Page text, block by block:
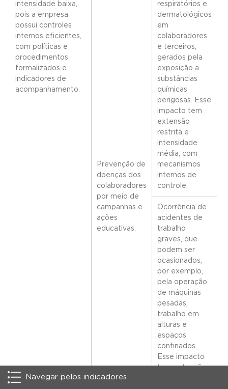
Navegar pelos indicadores
intensidade baixa,
pois a empresa
possui controles
internos eficientes,
com políticas e
procedimentos
formalizados e
indicadores de
acompanhamento.
Prevenção de
doenças dos
colaboradores
por meio de
campanhas e
ações
educativas.
respiratórios e
dermatológicos
em
colaboradores
e terceiros,
gerados pela
exposição a
substâncias
químicas
perigosas. Esse
impacto tem
extensão
restrita e
intensidade
média, com
mecanismos
internos de
controle.
Ocorrência de
acidentes de
trabalho
graves, que
podem ser
ocasionados,
por exemplo,
pela operação
de máquinas
pesadas,
trabalho em
alturas e
espaços
confinados.
Esse impacto
tem extensão